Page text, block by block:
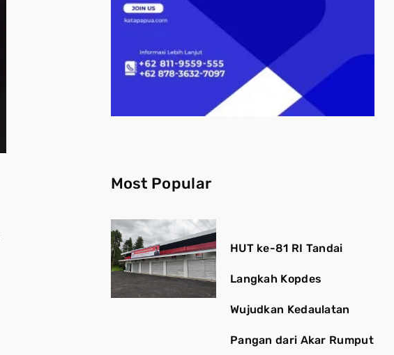
Most Popular
HUT ke-81 RI Tandai
Langkah Kopdes
Wujudkan Kedaulatan
Pangan dari Akar Rumput